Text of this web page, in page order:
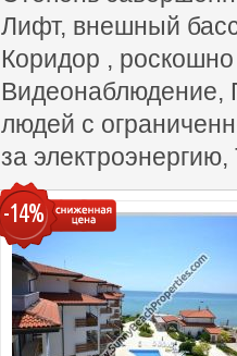
Лифт, внешный
Коридор ,
Видеонаблюдение,
людей с
за
-14%